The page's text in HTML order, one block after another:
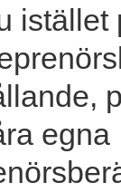
istället
egna